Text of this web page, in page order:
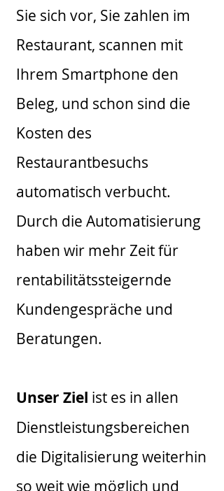
Sie sich vor, Sie zahlen im
Restaurant, scannen mit
Ihrem Smartphone den
Beleg, und schon sind die
Kosten des
Restaurantbesuchs
automatisch verbucht.
Durch die Automatisierung
haben wir mehr Zeit für
rentabilitätssteigernde
Kundengespräche und
Beratungen.
Unser Ziel ist es in allen
Dienstleistungsbereichen
die Digitalisierung weiterhin
so weit wie möglich und